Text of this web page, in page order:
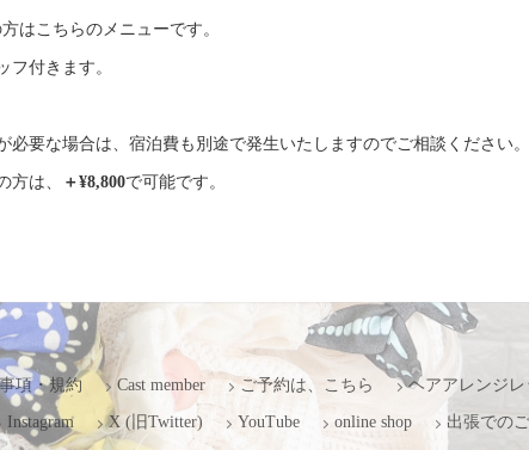
はこちらのメニューです。
フ付きます。
必要な場合は、宿泊費も別途で発生いたしますのでご相談ください。
方は、 ＋¥8,800で可能です。
項・規約 Cast member ご予約は、こちら ヘアアレンジレ
Instagram X (旧Twitter) YouTube online shop 出張での